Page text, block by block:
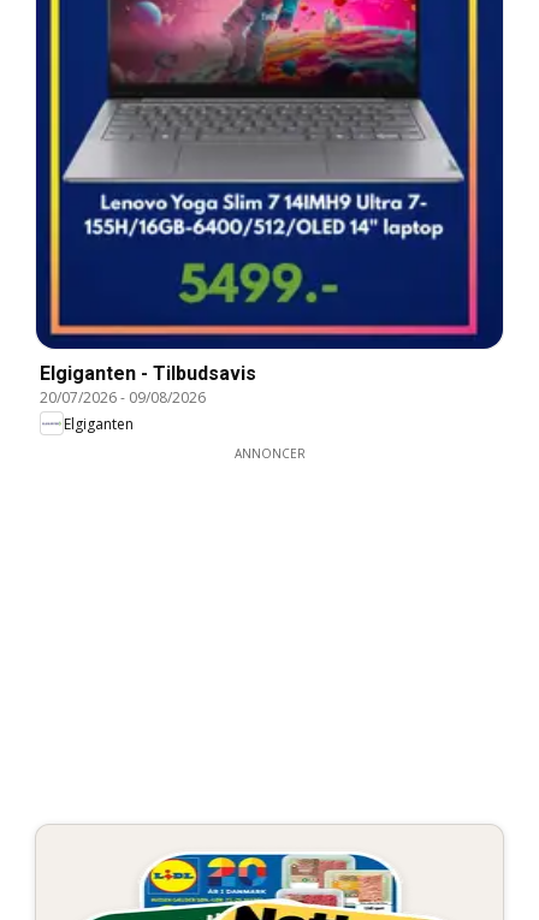
Elgiganten - Tilbudsavis
20/07/2026- 09/08/2026
Elgiganten
ANNONCER